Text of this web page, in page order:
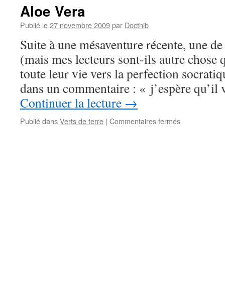
Aloe Vera
Publié le27 novembre 2009par Docthib
Suite à une mésaventure récente, une
(mais mes lecteurs sont-ils autre chose
toute leur vie vers la perfection
dans un commentaire : « j’espère
Continuer la lecture →
Publié dansVerts de terre | Commentaires ferméssur